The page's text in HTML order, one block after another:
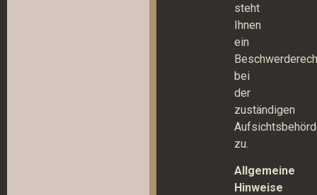
steht
Ihnen
ein
bei
der
zuständigen
zu.
Allgemeine
Hinweise